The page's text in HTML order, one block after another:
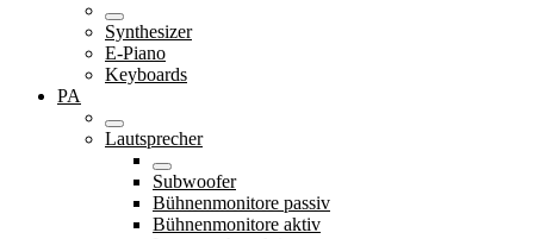
Synthesizer
E-Piano
Keyboards
PA
Lautsprecher
Subwoofer
Bühnenmonitore passiv
Bühnenmonitore aktiv